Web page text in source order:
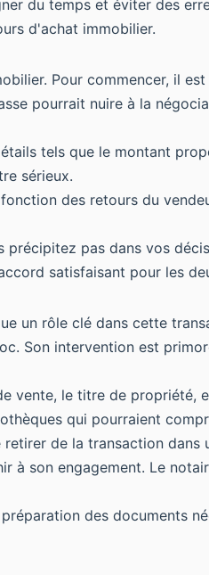
du temps et éviter des
d'achat immobilier.
Pour commencer, il
pourrait nuire à la
tels que le montant
sérieux.
des retours du
pas dans vos
satisfaisant pour les
un rôle clé dans cette
Son intervention est
vente, le titre de propriété,
qui pourraient
de la transaction dans
à son engagement. Le
des documents